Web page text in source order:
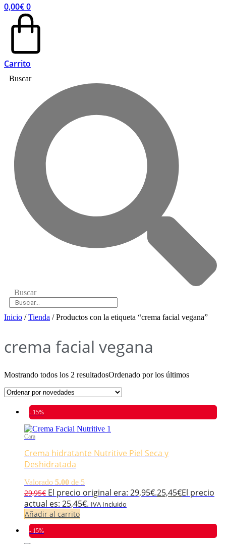
0,00€0
Carrito
Buscar
Buscar
Inicio /Tienda / Productos con la etiqueta “crema facial vegana”
crema facial vegana
Mostrando todos los 2 resultadosOrdenado por los últimos
- 15%
Cara
Crema hidratante Nutritive Piel Seca y
Deshidratada
Valorado 5.00 de 5
29,95€ El precio original era: 29,95€.25,45€El precio
actual es: 25,45€. IVA Incluido
Añadir al carrito
- 15%